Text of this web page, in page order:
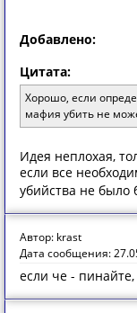
Добавлено:
Цитата:
Хорошо, если
мафия убить не
Идея неплохая,
если все
убийства не было
Автор: krast
Дата сообщения:
если че -